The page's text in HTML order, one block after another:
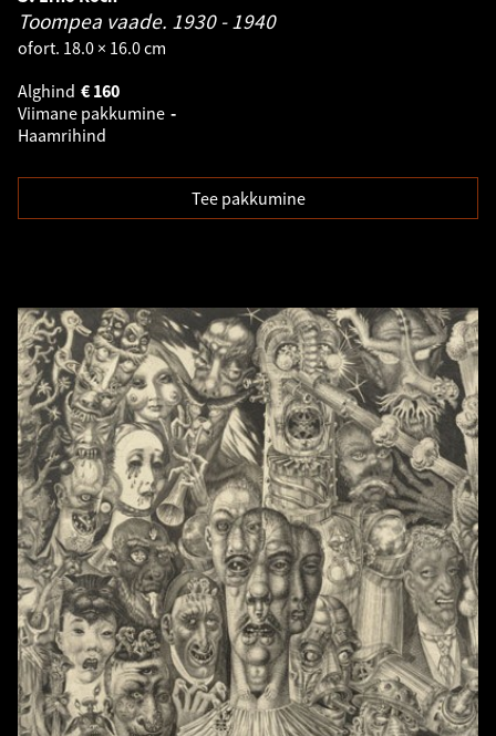
Toompea vaade. 1930 - 1940
ofort. 18.0 × 16.0 cm
Alghind
160
€
Viimane pakkumine -
Haamrihind
Tee pakkumine